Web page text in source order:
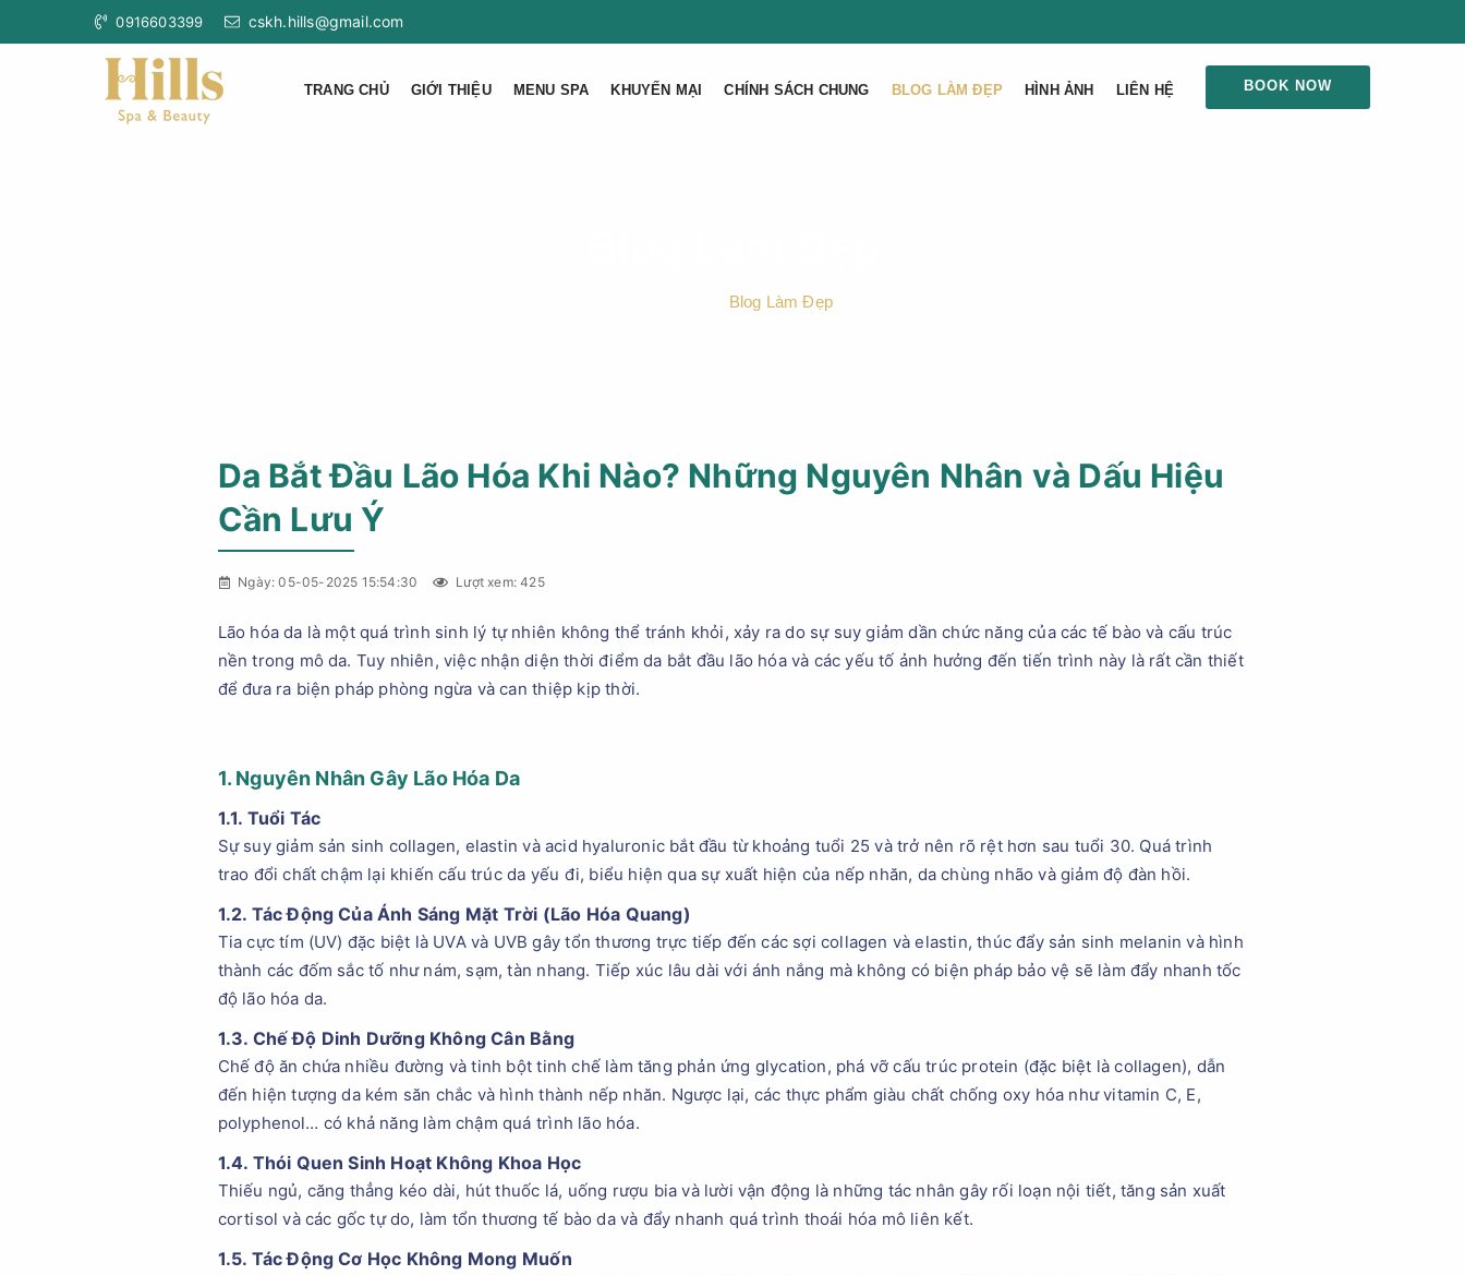
0916603399 cskh.hills@gmail.com
TRANG CHỦ GIỚI THIỆU MENU SPA KHUYẾN MẠI CHÍNH SÁCH CHUNG BLOG LÀM ĐẸP HÌNH ẢNH LIÊN HỆ BOOK NOW
Blog Làm Đẹp
Da Bắt Đầu Lão Hóa Khi Nào? Những Nguyên Nhân và Dấu Hiệu
Cần Lưu Ý
Ngày: 05-05-2025 15:54:30 Lượt xem: 425
Lão hóa da là một quá trình sinh lý tự nhiên không thể tránh khỏi, xảy ra do sự suy giảm dần chức năng của các tế bào và cấu trúc
nền trong mô da. Tuy nhiên, việc nhận diện thời điểm da bắt đầu lão hóa và các yếu tố ảnh hưởng đến tiến trình này là rất cần thiết
để đưa ra biện pháp phòng ngừa và can thiệp kịp thời.
1. Nguyên Nhân Gây Lão Hóa Da
1.1. Tuổi Tác
Sự suy giảm sản sinh collagen, elastin và acid hyaluronic bắt đầu từ khoảng tuổi 25 và trở nên rõ rệt hơn sau tuổi 30. Quá trình
trao đổi chất chậm lại khiến cấu trúc da yếu đi, biểu hiện qua sự xuất hiện của nếp nhăn, da chùng nhão và giảm độ đàn hồi.
1.2. Tác Động Của Ánh Sáng Mặt Trời (Lão Hóa Quang)
Tia cực tím (UV) đặc biệt là UVA và UVB gây tổn thương trực tiếp đến các sợi collagen và elastin, thúc đẩy sản sinh melanin và hình
thành các đốm sắc tố như nám, sạm, tàn nhang. Tiếp xúc lâu dài với ánh nắng mà không có biện pháp bảo vệ sẽ làm đẩy nhanh tốc
độ lão hóa da.
1.3. Chế Độ Dinh Dưỡng Không Cân Bằng
Chế độ ăn chứa nhiều đường và tinh bột tinh chế làm tăng phản ứng glycation, phá vỡ cấu trúc protein (đặc biệt là collagen), dẫn
đến hiện tượng da kém săn chắc và hình thành nếp nhăn. Ngược lại, các thực phẩm giàu chất chống oxy hóa như vitamin C, E,
polyphenol… có khả năng làm chậm quá trình lão hóa.
1.4. Thói Quen Sinh Hoạt Không Khoa Học
Thiếu ngủ, căng thẳng kéo dài, hút thuốc lá, uống rượu bia và lười vận động là những tác nhân gây rối loạn nội tiết, tăng sản xuất
cortisol và các gốc tự do, làm tổn thương tế bào da và đẩy nhanh quá trình thoái hóa mô liên kết.
1.5. Tác Động Cơ Học Không Mong Muốn